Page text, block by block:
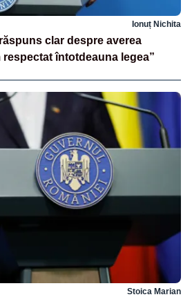
Ionuț Nichita
clar despre averea
respectat întotdeauna legea”
Stoica Marian